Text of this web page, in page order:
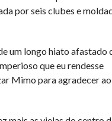
por seis clubes e
um longo hiato afastado
que eu rendesse
Mimo para agradecer ao